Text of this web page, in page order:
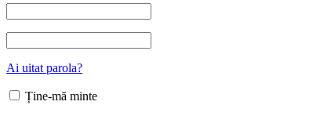
Ai uitat parola?
Ține-mă minte